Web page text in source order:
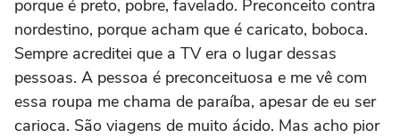
porque é preto, pobre, favelado. Preconceito contra
nordestino, porque acham que é caricato, boboca.
Sempre acreditei que a TV era o lugar dessas
pessoas. A pessoa é preconceituosa e me vê com
essa roupa me chama de paraíba, apesar de eu ser
carioca. São viagens de muito ácido. Mas acho pior